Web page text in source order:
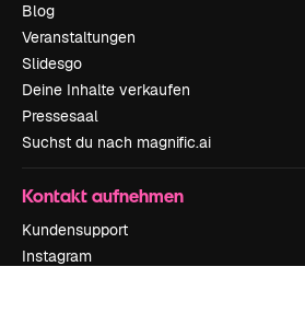
Blog
Veranstaltungen
Slidesgo
Deine Inhalte verkaufen
Pressesaal
Suchst du nach magnific.ai
Kontakt aufnehmen
Kundensupport
Instagram